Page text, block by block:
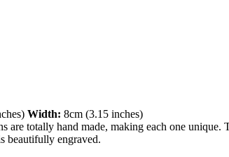
Width: 8cm (3.15 inches)
are totally hand made, making each one
beautifully engraved.